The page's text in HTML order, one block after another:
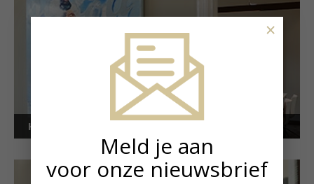
Kunstuitleen voor bedrijven
Meld je aan
voor onze nieuwsbrief
×